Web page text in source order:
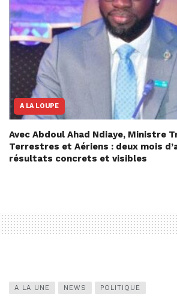
A LA LOUPE
Avec Abdoul Ahad Ndiaye, Ministre
Terrestres et Aériens : deux mois
résultats concrets et visibles
A LA UNE NEWS POLITIQUE